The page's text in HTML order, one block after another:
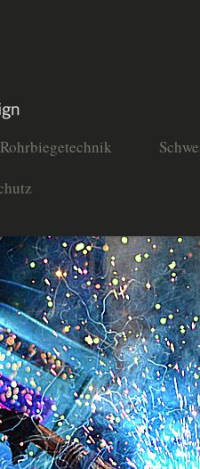
Rohrbiegetechnik